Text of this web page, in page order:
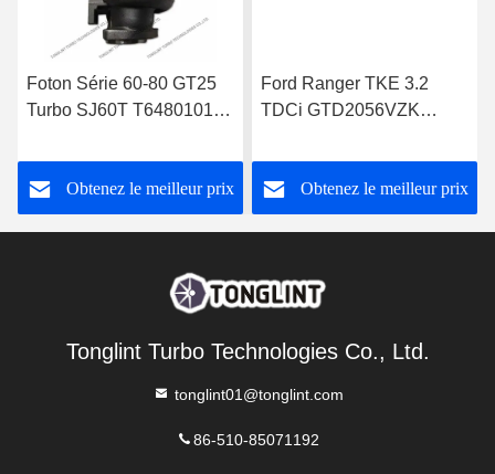
Foton Série 60-80 GT25
Turbo SJ60T T64801019
Turbocompresseur
Obtenez le meilleur prix
Ford Ranger TKE 3.2
TDCi GTD2056VZK
FB3Q6K682DB
Obtenez le meilleur prix
Tonglint Turbo Technologies Co., Ltd.
tonglint01@tonglint.com
86-510-85071192